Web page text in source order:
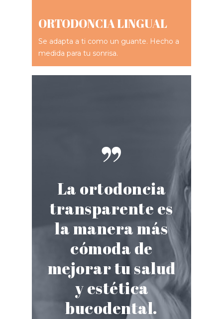
ORTODONCIA LINGUAL
Se adapta a ti como un guante. Hecho a
medida para tu sonrisa.
”
La ortodoncia
transparente es
la manera más
cómoda de
mejorar tu salud
y estética
bucodental.